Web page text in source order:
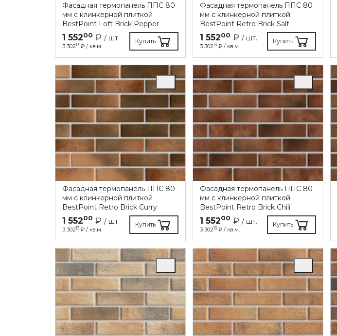
Фасадная термопанель ППC 80
мм с клинкерной плиткой
BestPoint Loft Brick Pepper
1 55200 ₽ / шт.
3 30213₽ / кв.м.
Купить
Фасадная термопанель ППC 80
мм с клинкерной плиткой
BestPoint Retro Brick Salt
1 55200 ₽ / шт.
3 30213₽ / кв.м.
Купить
Фасадная термопанель ППC 80
мм с клинкерной плиткой
BestPoint Retro Brick Curry
1 55200 ₽ / шт.
3 30213₽ / кв.м.
Купить
Фасадная термопанель ППC 80
мм с клинкерной плиткой
BestPoint Retro Brick Chili
1 55200 ₽ / шт.
3 30213₽ / кв.м.
Купить